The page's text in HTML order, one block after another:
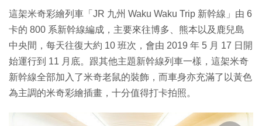
這架米奇彩繪列車「JR 九州 Waku Waku Trip 新幹線」由 6
卡的 800 系新幹線編成，主要來往博多、熊本以及鹿兒島
中央間，每天往復大約 10 班次，會由 2019 年 5 月 17 日開
始運行到 11 月底。跟其他主題新幹線列車一樣，這架米奇
新幹線全部加入了米奇老鼠的裝飾，而車身亦充滿了以黃色
為主調的米奇彩繪插畫，十分值得打卡拍照。